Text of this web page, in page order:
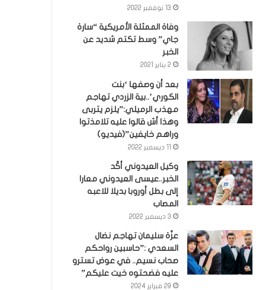
13 نوفمبر 2022
وفاة الممثلة الأمريكية “سارة
جاي” وسط تكتم شديد عن
الخبر
2 يناير 2021
بعد أن وصفها ‘بنت
الكوري’..بية الزردي تهاجم
مهذب الرميلي:”يلزم يتربى
وهذا أش قالوا عليه تلامذتوا
وراهم خايفين”(فيديو)
وكيل العيدوني أكّد
الخبر..عيسى العيدوني معارا
إلى بطل أوروبا بديلا للاعبه
المصاب
3 ديسمبر 2022
عزّة سليمان تهاجم نضال
السعدي :”حاسبين رواحكم
صحاب نسيم.. في عوض تسترو
عليه فضحتوه خيت عليكم”
29 فبراير 2024